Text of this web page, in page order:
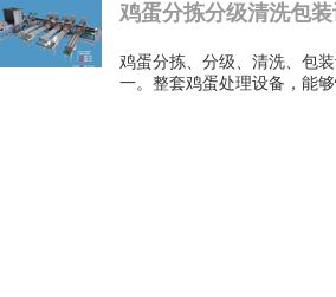
鸡蛋分拣分级清洗包装
鸡蛋分拣、分级、清洗、包
一。整套鸡蛋处理设备，能